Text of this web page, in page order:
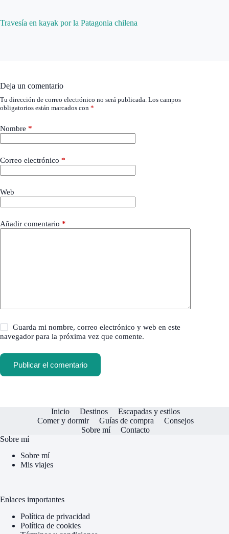
Travesía en kayak por la Patagonia chilena
Deja un comentario
Tu dirección de correo electrónico no será publicada. Los campos
obligatorios están marcados con *
Nombre *
Correo electrónico *
Web
Añadir comentario *
Guarda mi nombre, correo electrónico y web en este
navegador para la próxima vez que comente.
Publicar el comentario
Inicio Destinos
Escapadas y estilos
Comer y dormir
Guías de compra
Consejos
Sobre mí
Contacto
Sobre mí
Sobre mí
Mis viajes
Enlaces importantes
Política de privacidad
Política de cookies